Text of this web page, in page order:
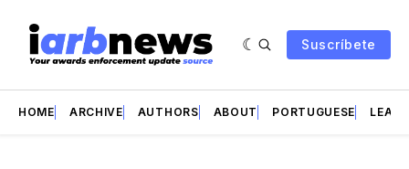
Suscríbete
HOME ARCHIVE AUTHORS ABOUT PORTUGUESE LEAD